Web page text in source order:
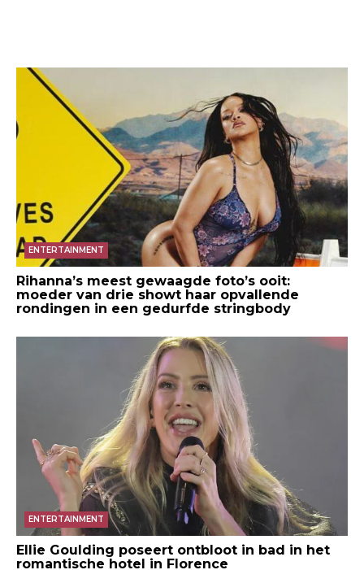
ENTERTAINMENT
Rihanna’s meest gewaagde foto’s ooit:
moeder van drie showt haar opvallende
rondingen in een gedurfde stringbody
ENTERTAINMENT
Ellie Goulding poseert ontbloot in bad in het
romantische hotel in Florence